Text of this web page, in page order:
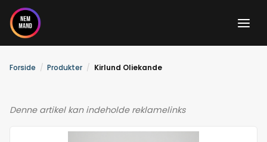
Gå
indholdet
Forside Produkter Kirlund Oliekande
Denne artikel kan indeholde reklamelinks